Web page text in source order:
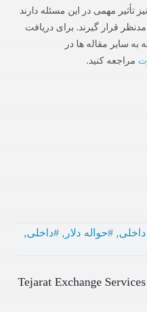
تأثیر مهمی در این مسئله دارند
قرار گیرند. برای دریافت
به سایر مقاله ها در
مراجعه کنید.
, #حواله دلار , #داخلی,
Tejarat Exchange Services